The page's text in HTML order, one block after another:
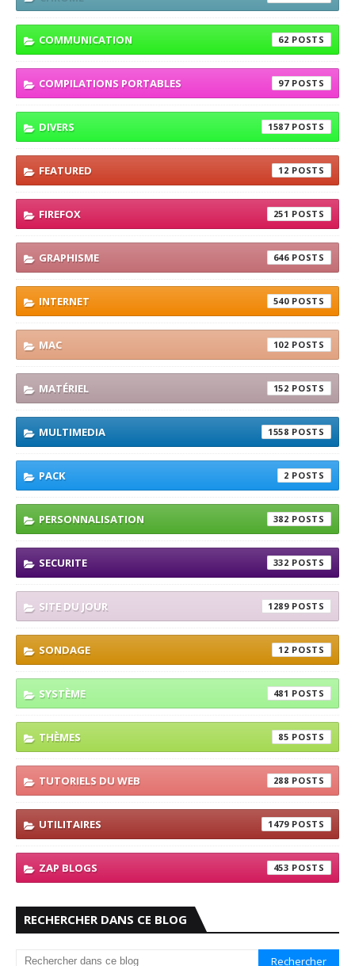
COMMUNICATION 62
COMPILATIONS PORTABLES 97
DIVERS 1587
FEATURED 12
FIREFOX 251
GRAPHISME 646
INTERNET 540
MAC 102
MATÉRIEL 152
MULTIMEDIA 1558
PACK 2
PERSONNALISATION 382
SECURITE 332
SITE DU JOUR 1289
SONDAGE 12
SYSTÈME 481
THÈMES 85
TUTORIELS DU WEB 288
UTILITAIRES 1479
ZAP BLOGS 453
RECHERCHER DANS CE BLOG